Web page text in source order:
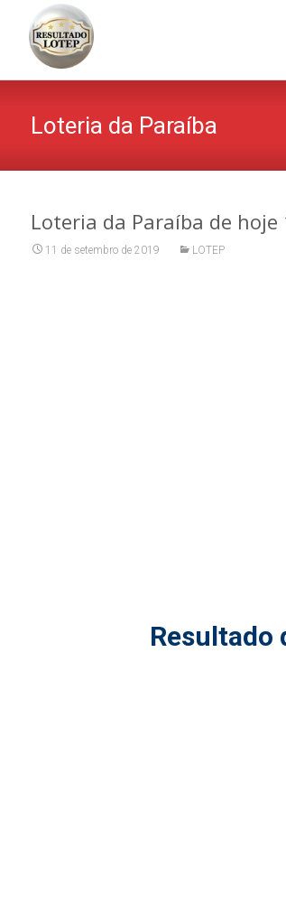
Loteria da Paraíba
Loteria da Paraíba de hoje
11 de setembro de 2019 LOTEP
Resultado